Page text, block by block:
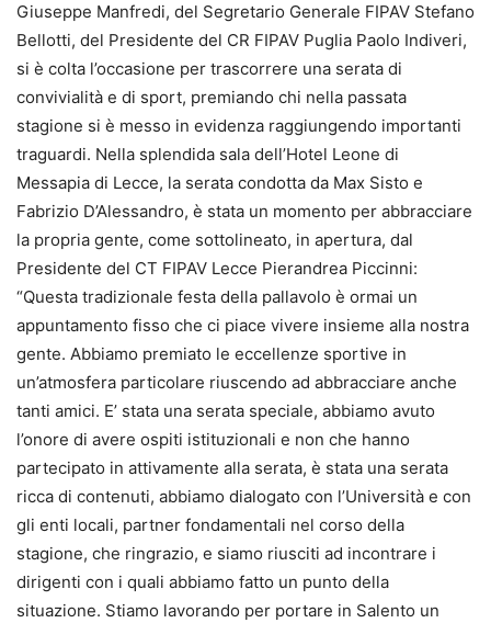
Giuseppe Manfredi, del Segretario Generale FIPAV Stefano
Bellotti, del Presidente del CR FIPAV Puglia Paolo Indiveri,
si è colta l’occasione per trascorrere una serata di
convivialità e di sport, premiando chi nella passata
stagione si è messo in evidenza raggiungendo importanti
traguardi. Nella splendida sala dell’Hotel Leone di
Messapia di Lecce, la serata condotta da Max Sisto e
Fabrizio D’Alessandro, è stata un momento per abbracciare
la propria gente, come sottolineato, in apertura, dal
Presidente del CT FIPAV Lecce Pierandrea Piccinni:
“Questa tradizionale festa della pallavolo è ormai un
appuntamento fisso che ci piace vivere insieme alla nostra
gente. Abbiamo premiato le eccellenze sportive in
un’atmosfera particolare riuscendo ad abbracciare anche
tanti amici. E’ stata una serata speciale, abbiamo avuto
l’onore di avere ospiti istituzionali e non che hanno
partecipato in attivamente alla serata, è stata una serata
ricca di contenuti, abbiamo dialogato con l’Università e con
gli enti locali, partner fondamentali nel corso della
stagione, che ringrazio, e siamo riusciti ad incontrare i
dirigenti con i quali abbiamo fatto un punto della
situazione. Stiamo lavorando per portare in Salento un